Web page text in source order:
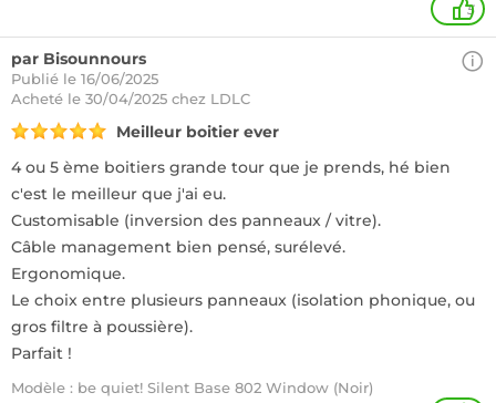
5
par Bisounnours
Publié le 16/06/2025
Acheté le 30/04/2025 chez LDLC
Meilleur boitier ever
4 ou 5 ème boitiers grande tour que je prends, hé bien
c'est le meilleur que j'ai eu.
Customisable (inversion des panneaux / vitre).
Câble management bien pensé, surélevé.
Ergonomique.
Le choix entre plusieurs panneaux (isolation phonique, ou
gros filtre à poussière).
Parfait !
Modèle : be quiet! Silent Base 802 Window (Noir)